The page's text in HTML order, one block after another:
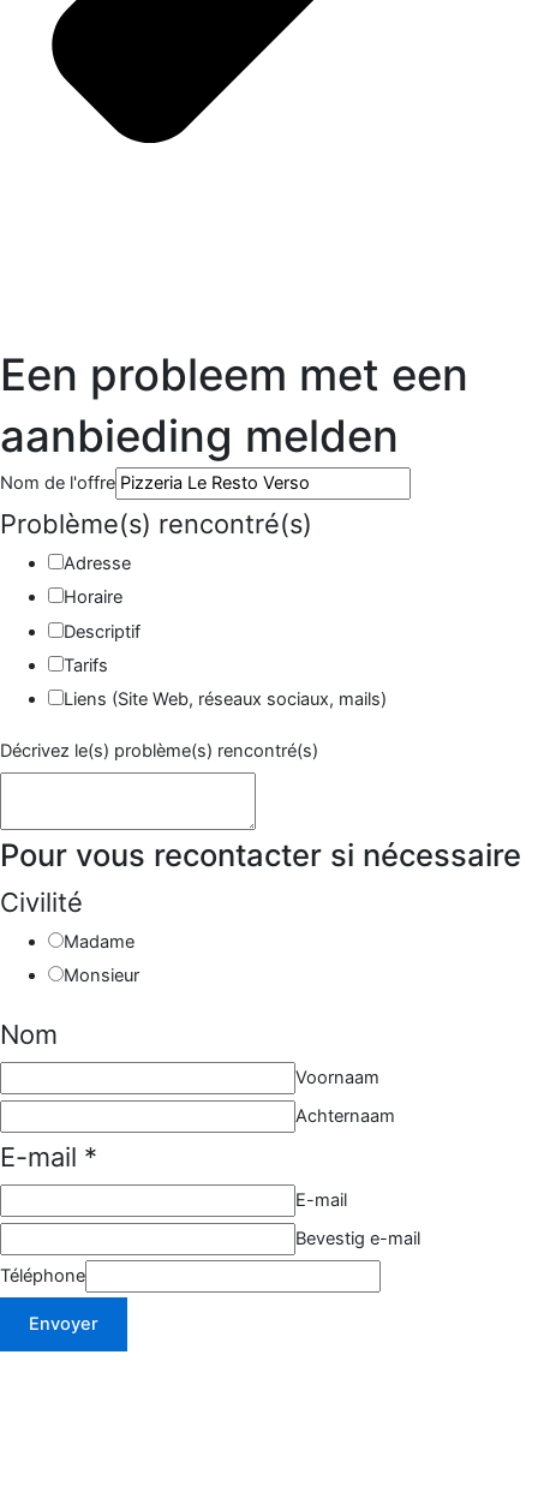
Een probleem met een
aanbieding melden
Nom de l'offre
Problème(s) rencontré(s)
Adresse
Horaire
Descriptif
Tarifs
Liens (Site Web, réseaux sociaux, mails)
Décrivez le(s) problème(s) rencontré(s)
Pour vous recontacter si nécessaire
Site
Téléphone
Civilité
Madame
Monsieur
Nom
Voornaam
Achternaam
E-mail *
E-mail
Bevestig e-mail
Téléphone
Envoyer